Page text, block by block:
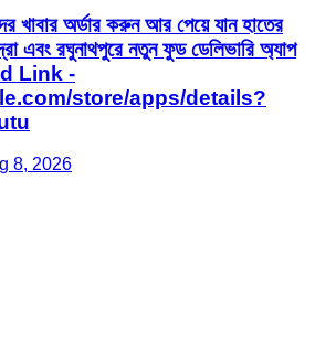
খাবার অর্ডার করুন আর পেয়ে যান হাতের
এবং রঘুনাথপুরে নতুন ফুড ডেলিভারি অ্যাপ
Link -
store/apps/details?
8, 2026